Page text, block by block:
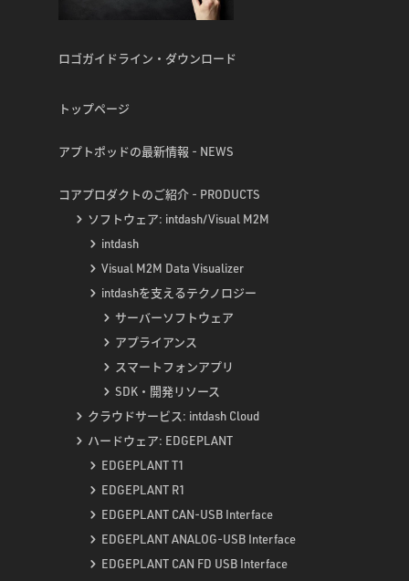
ロゴガイドライン・ダウンロード
トップページ
アプトポッドの最新情報 - NEWS
コアプロダクトのご紹介 - PRODUCTS
ソフトウェア: intdash/Visual M2M
intdash
Visual M2M Data Visualizer
intdashを支えるテクノロジー
サーバーソフトウェア
アプライアンス
スマートフォンアプリ
SDK・開発リソース
クラウドサービス: intdash Cloud
ハードウェア: EDGEPLANT
EDGEPLANT T1
EDGEPLANT R1
EDGEPLANT CAN-USB Interface
EDGEPLANT ANALOG-USB Interface
EDGEPLANT CAN FD USB Interface